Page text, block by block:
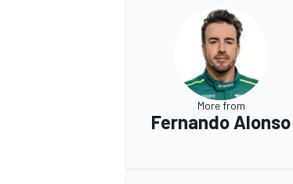
More from
Fernando Alonso